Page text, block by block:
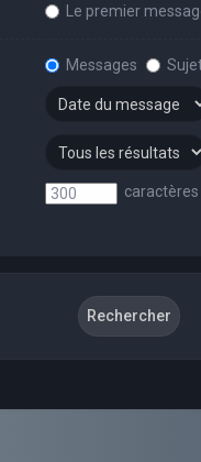
Le premier
Messages